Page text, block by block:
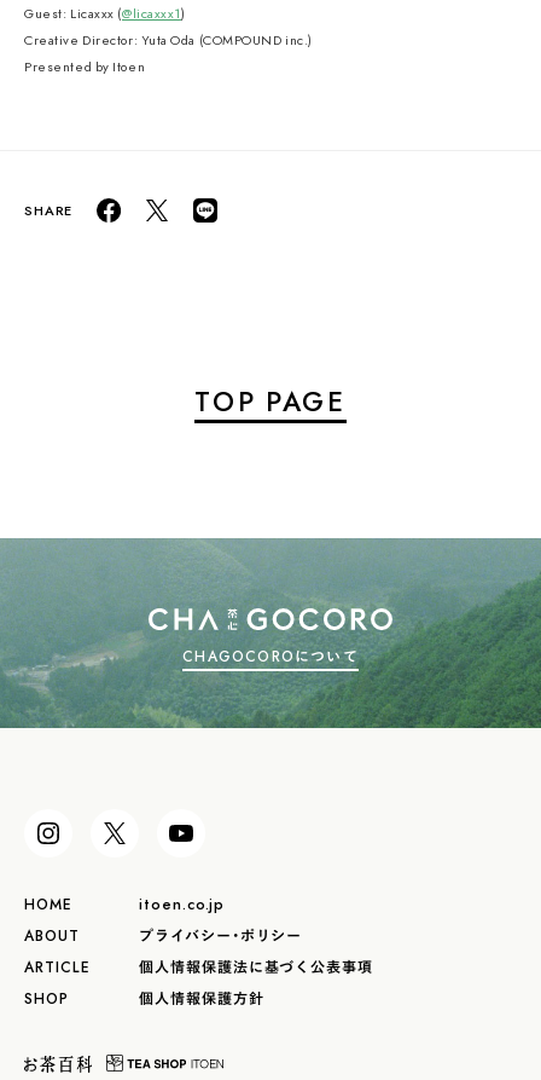
Guest: Licaxxx (@licaxxx1)
Creative Director: Yuta Oda (COMPOUND inc.)
Presented by Itoen
TOP PAGE
CHAGOCOROについて
HOME
ABOUT
ARTICLE
SHOP
itoen.co.jp
プライバシー・ポリシー
個人情報保護法に基づく公表事項
個人情報保護方針